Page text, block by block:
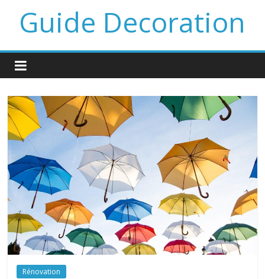
Guide Decoration
Rénovation